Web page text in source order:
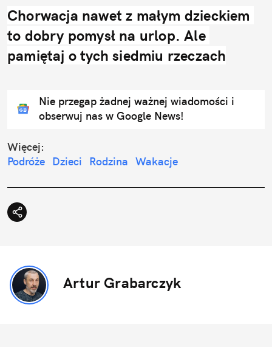
Chorwacja nawet z małym dzieckiem
to dobry pomysł na urlop. Ale
pamiętaj o tych siedmiu rzeczach
Nie przegap żadnej ważnej wiadomości i
obserwuj nas w Google News!
Więcej:
Podróże Dzieci Rodzina Wakacje
Artur Grabarczyk